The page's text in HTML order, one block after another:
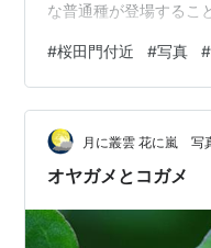
な普通種が登場するこ
黄昏の竜(Dragons of
ランス戦記はアメリカ
ろマーガレット・ワイ
説が好きで 特に「熱砂
日…
#桜田門付近 #写真 #
月に叢雲 花に嵐 写
オヤガメとコガメ